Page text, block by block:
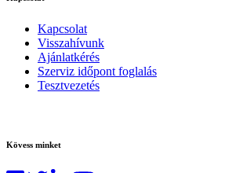
Kapcsolat
Visszahívunk
Ajánlatkérés
Szerviz időpont foglalás
Tesztvezetés
Kövess minket